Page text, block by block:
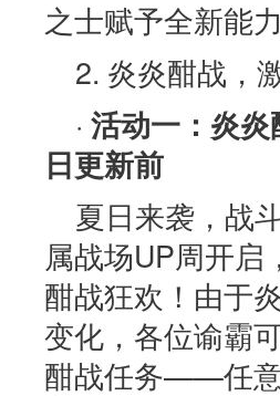
之士赋予全新能力
2. 炎炎酣战，
· 活动一：炎
日更新前
夏日来袭，战
属战场UP周开
酣战狂欢！由于
变化，各位谕霸
酣战任务——任意